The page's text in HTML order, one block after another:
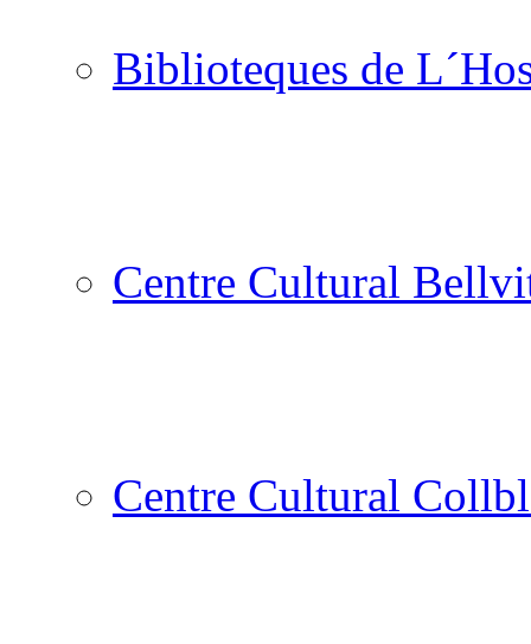
Biblioteques de
Centre Cultural
Centre Cultural